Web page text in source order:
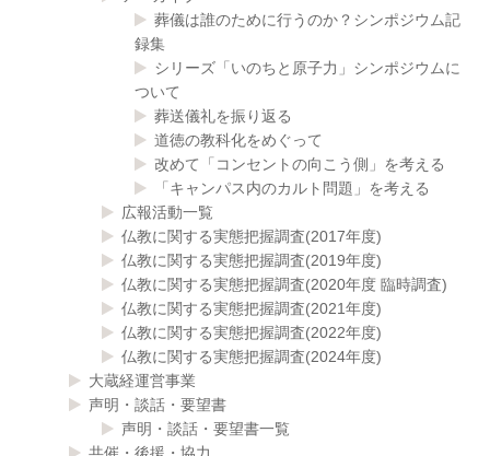
葬儀は誰のために行うのか？シンポジウム記
録集
シリーズ「いのちと原子力」シンポジウムに
ついて
葬送儀礼を振り返る
道徳の教科化をめぐって
改めて「コンセントの向こう側」を考える
「キャンパス内のカルト問題」を考える
広報活動一覧
仏教に関する実態把握調査(2017年度)
仏教に関する実態把握調査(2019年度)
仏教に関する実態把握調査(2020年度 臨時調査)
仏教に関する実態把握調査(2021年度)
仏教に関する実態把握調査(2022年度)
仏教に関する実態把握調査(2024年度)
大蔵経運営事業
声明・談話・要望書
声明・談話・要望書一覧